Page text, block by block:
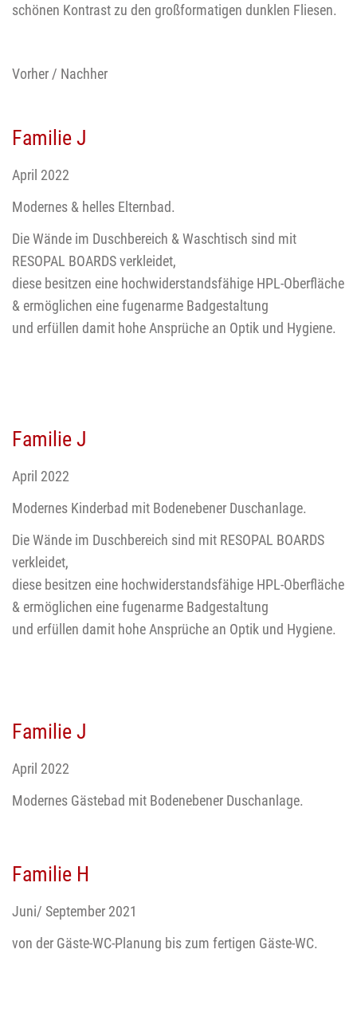
schönen Kontrast zu den großformatigen dunklen Fliesen.
Vorher / Nachher
Familie J
April 2022
Modernes & helles Elternbad.
Die Wände im Duschbereich & Waschtisch sind mit
RESOPAL BOARDS verkleidet,
diese besitzen eine hochwiderstandsfähige HPL-Oberfläche
& ermöglichen eine fugenarme Badgestaltung
und erfüllen damit hohe Ansprüche an Optik und Hygiene.
Familie J
April 2022
Modernes Kinderbad mit Bodenebener Duschanlage.
Die Wände im Duschbereich sind mit RESOPAL BOARDS
verkleidet,
diese besitzen eine hochwiderstandsfähige HPL-Oberfläche
& ermöglichen eine fugenarme Badgestaltung
und erfüllen damit hohe Ansprüche an Optik und Hygiene.
Familie J
April 2022
Modernes Gästebad mit Bodenebener Duschanlage.
Familie H
Juni/ September 2021
von der Gäste-WC-Planung bis zum fertigen Gäste-WC.